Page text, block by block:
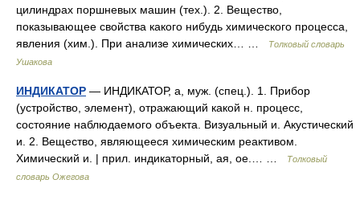
цилиндрах поршневых машин (тех.). 2. Вещество,
показывающее свойства какого нибудь химического процесса,
явления (хим.). При анализе химических… …
Толковый словарь
Ушакова
ИНДИКАТОР — ИНДИКАТОР, а, муж. (спец.). 1. Прибор
(устройство, элемент), отражающий какой н. процесс,
состояние наблюдаемого объекта. Визуальный и. Акустический
и. 2. Вещество, являющееся химическим реактивом.
Химический и. | прил. индикаторный, ая, ое.… …
Толковый
словарь Ожегова